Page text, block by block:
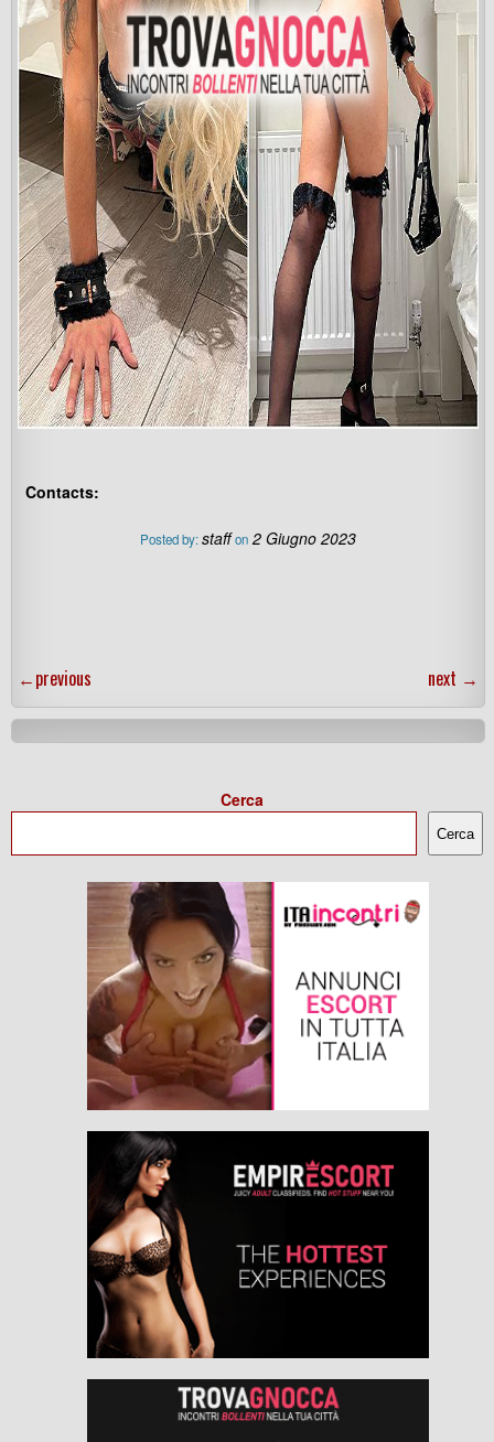
Contacts:
Posted by:staff on 2 Giugno 2023
←previous next →
Cerca
Cerca